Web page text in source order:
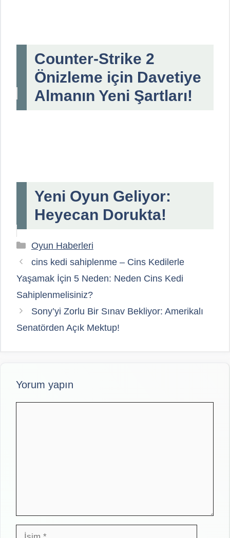
Counter-Strike 2
Önizleme için Davetiye
Almanın Yeni Şartları!
Yeni Oyun Geliyor:
Heyecan Dorukta!
Kategoriler
Oyun Haberleri
cins kedi sahiplenme – Cins Kedilerle
Yaşamak İçin 5 Neden: Neden Cins Kedi
Sahiplenmelisiniz?
Sony’yi Zorlu Bir Sınav Bekliyor: Amerikalı
Senatörden Açık Mektup!
Yorum yapın
İsim